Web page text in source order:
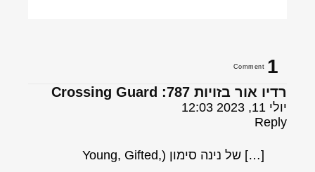
1
Comment
רדיו אור בזויות 787: Crossing Guard
יולי 11, 2023 12:03
Reply
[…] של נינה סימון (Young, Gifted,